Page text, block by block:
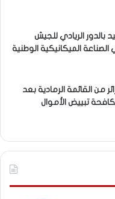
بالدور الريادي للجيش
الميكانيكية الوطنية
من القائمة الرمادية بعد
تبييض الأموال